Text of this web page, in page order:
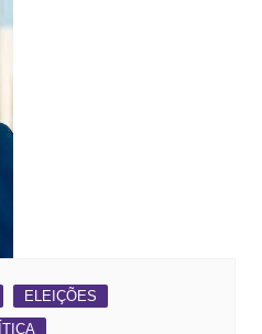
ELEIÇÕES